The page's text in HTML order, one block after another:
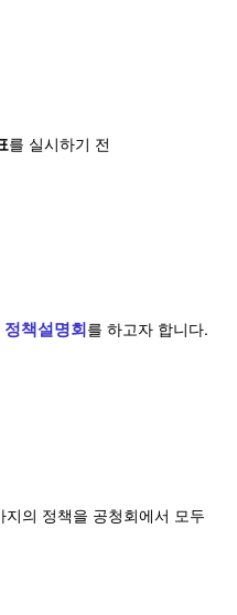
를 실시하기 전
정책설명회를 하고자 합니다.
의 정책을 공청회에서 모두